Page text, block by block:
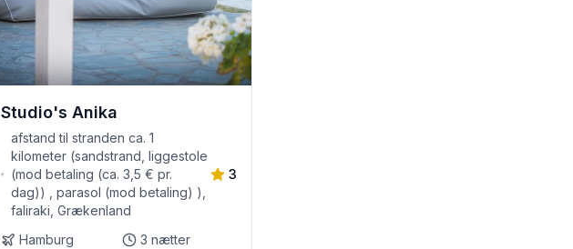
Studio's Anika
afstand til stranden ca. 1
kilometer (sandstrand, liggestole
(mod betaling (ca. 3,5 € pr.
dag)) , parasol (mod betaling) ),
faliraki, Grækenland
3
Hamburg 3 nætter